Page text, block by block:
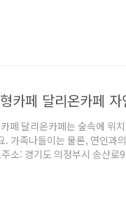
카페 달리온카페
페 달리온카페는 숲속에 위
. 가족나들이는 물론, 연인과
소: 경기도 의정부시 송산
입구 옆쪽에는 작은 시냇